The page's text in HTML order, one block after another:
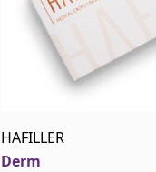
HAFILLER
Derm